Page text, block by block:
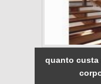
quanto custa